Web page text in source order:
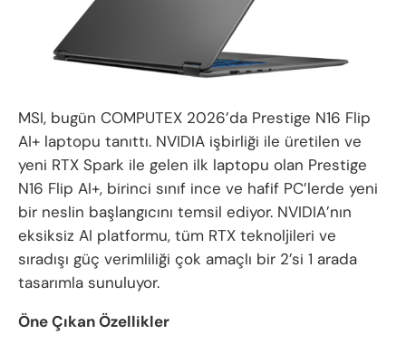
MSI, bugün COMPUTEX 2026’da Prestige N16 Flip
AI+ laptopu tanıttı. NVIDIA işbirliği ile üretilen ve
yeni RTX Spark ile gelen ilk laptopu olan Prestige
N16 Flip AI+, birinci sınıf ince ve hafif PC’lerde yeni
bir neslin başlangıcını temsil ediyor. NVIDIA’nın
eksiksiz AI platformu, tüm RTX teknoljileri ve
sıradışı güç verimliliği çok amaçlı bir 2’si 1 arada
tasarımla sunuluyor.
Öne Çıkan Özellikler